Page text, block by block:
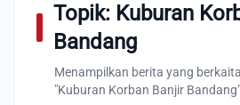
Topik: Kuburan
Bandang
Menampilkan berita yang
"Kuburan Korban Banjir